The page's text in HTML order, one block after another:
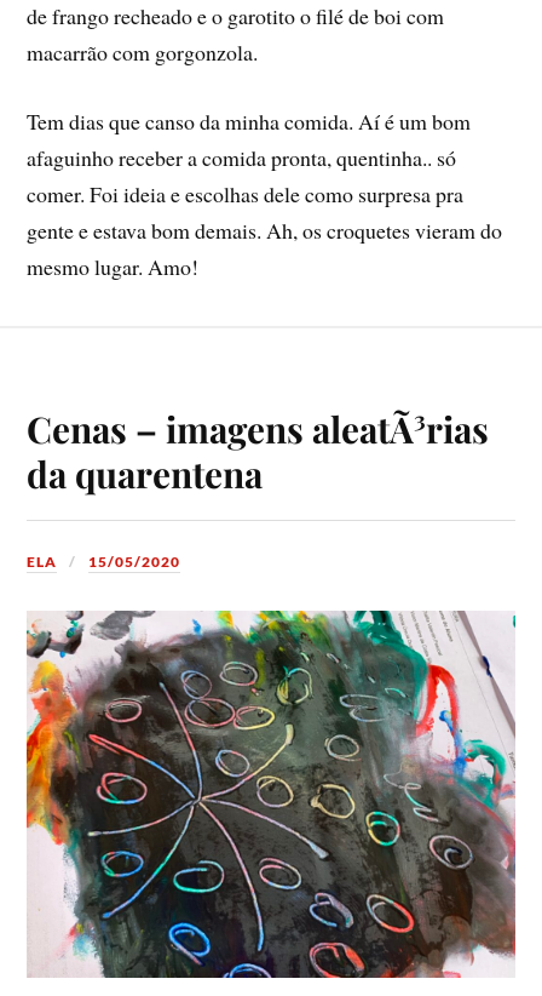
de frango recheado e o garotito o filé de boi com
macarrão com gorgonzola.
Tem dias que canso da minha comida. Aí­ é um bom
afaguinho receber a comida pronta, quentinha.. só
comer. Foi ideia e escolhas dele como surpresa pra
gente e estava bom demais. Ah, os croquetes vieram do
mesmo lugar. Amo!
Cenas – imagens aleatÃ³rias
da quarentena
ELA 15/05/2020